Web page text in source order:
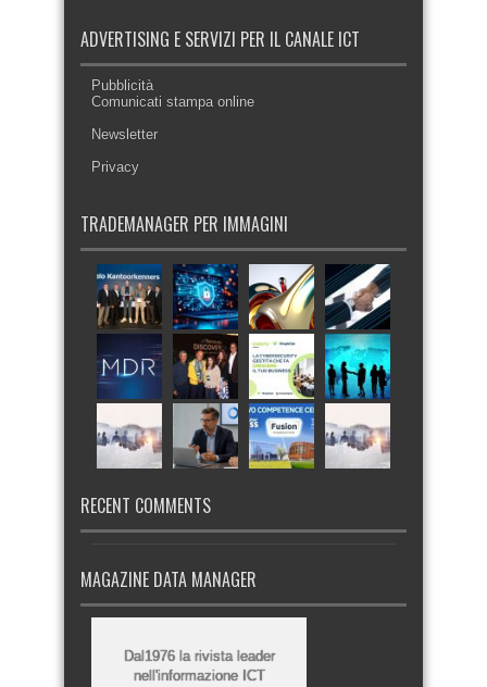
ADVERTISING E SERVIZI PER IL CANALE ICT
Pubblicità
Comunicati stampa online
Newsletter
Privacy
TRADEMANAGER PER IMMAGINI
RECENT COMMENTS
MAGAZINE DATA MANAGER
Dal1976 la rivista leader
nell'informazione ICT